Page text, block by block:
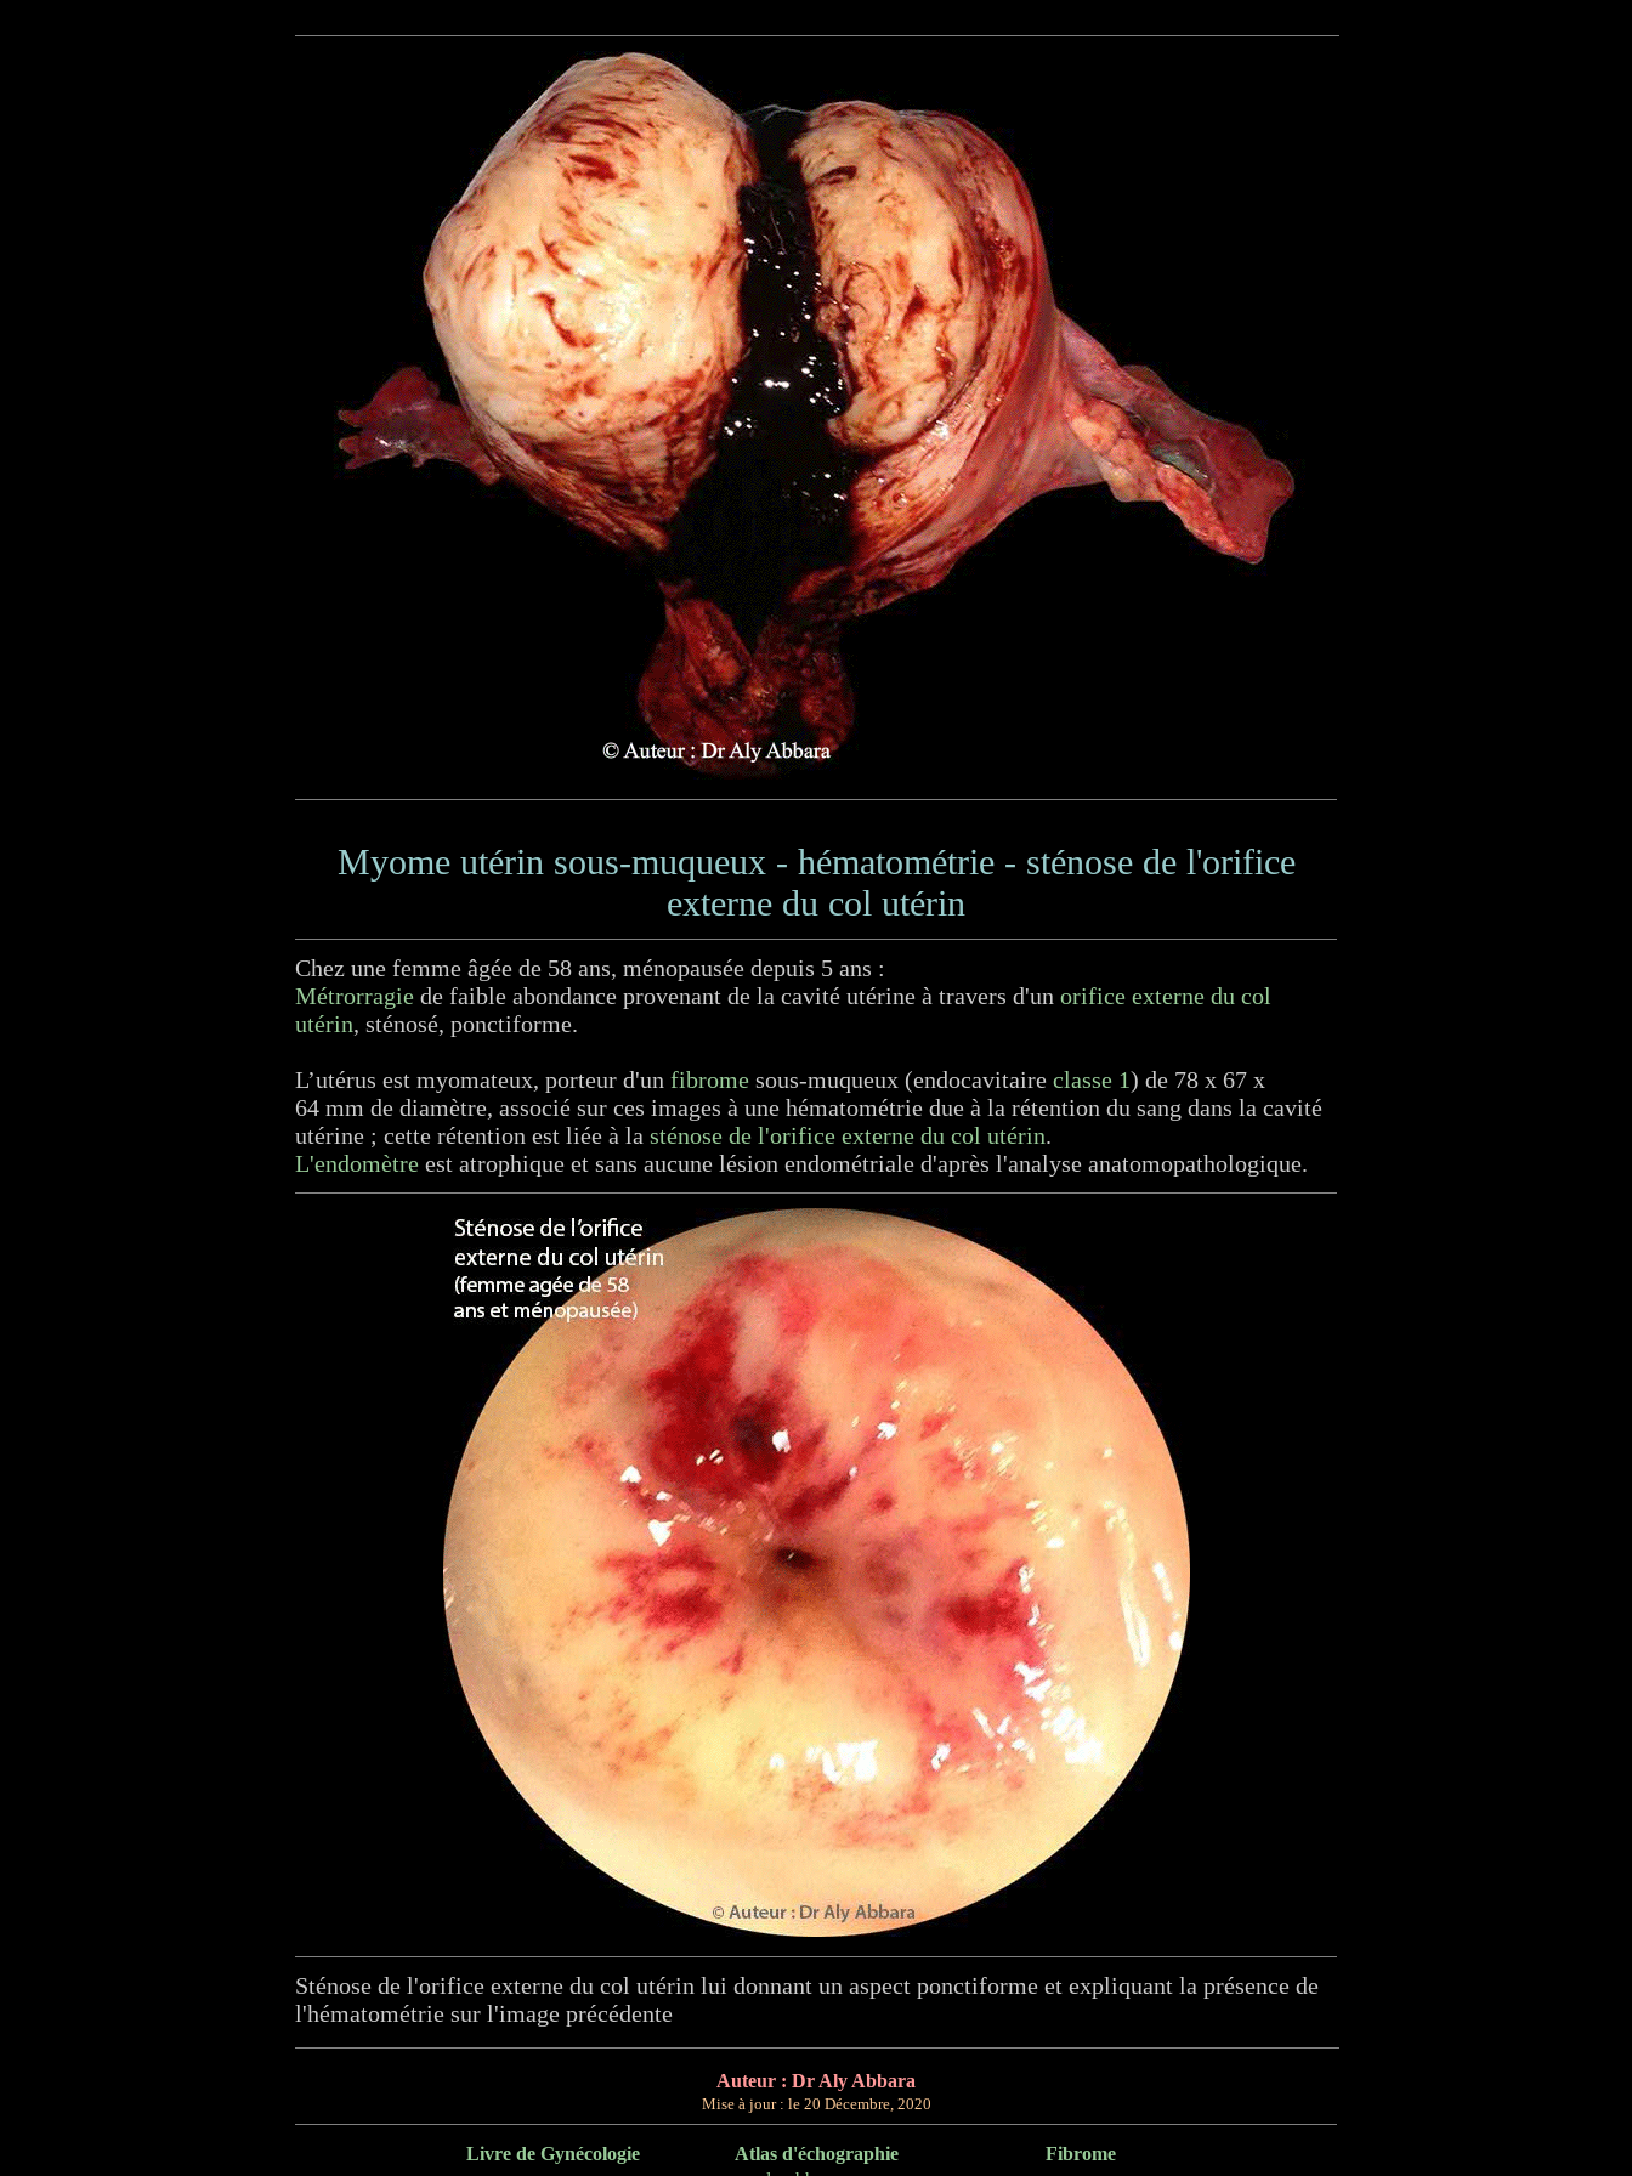
Myome utérin sous-muqueux - hématométrie - sténose de l'orifice
externe du col utérin
Chez une femme âgée de 58 ans, ménopausée depuis 5 ans :
Métrorragie de faible abondance provenant de la cavité utérine à travers d'un orifice externe du col
utérin, sténosé, ponctiforme.
L’utérus est myomateux, porteur d'un fibrome sous-muqueux (endocavitaire classe 1) de 78 x 67 x
64 mm de diamètre, associé sur ces images à une hématométrie due à la rétention du sang dans la cavité
utérine ; cette rétention est liée à la sténose de l'orifice externe du col utérin.
L'endomètre est atrophique et sans aucune lésion endométriale d'après l'analyse anatomopathologique.
Sténose de l'orifice externe du col utérin lui donnant un aspect ponctiforme et expliquant la présence de
l'hématométrie sur l'image précédente
Auteur : Dr Aly Abbara
Mise à jour : le 20 Décembre, 2020
Livre de Gynécologie Atlas d'échographie
Fibrome